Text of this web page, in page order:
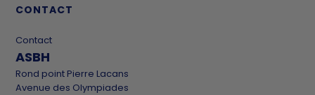
CONTACT
Contact
ASBH
Rond point Pierre Lacans
Avenue des Olympiades